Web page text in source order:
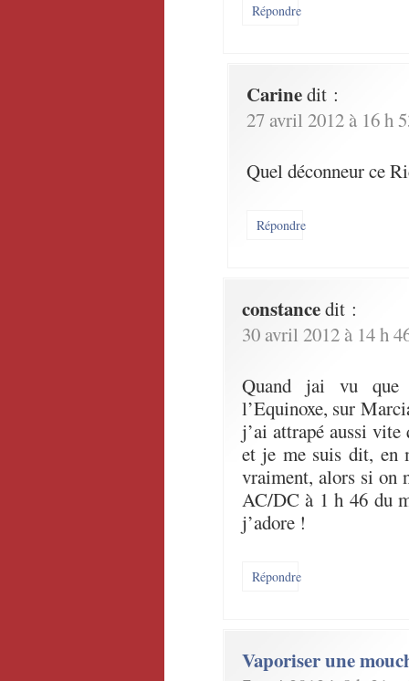
Répondre
Carinedit :
27 avril 2012 à 16 h
Quel déconneur ce
Répondre
constancedit :
30 avril 2012 à 14 h
Quand jai vu
l’Equinoxe, sur
j’ai attrapé aussi vite
et je me suis dit, en
vraiment, alors si on
AC/DC à 1 h 46 du
j’adore !
Répondre
Vaporiser une